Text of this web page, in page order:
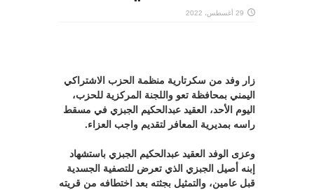
29 أغسطس، 2022
زار وفد من سكرتارية منظمة الحزب الاشتراكي
اليمني بمحافظة تعو واللجنة المركزية للحزب،
اليوم الأحد، العقيد عبدالحكيم الجبزي في مسقط
راسه بمديرية المعافر لتقديم واجب العزاء.
وعزى الوفد العقيد عبدالحكيم الجبزي باستشهاد
إبنه أصيل الجبزي الذي تعرض للتصفية الجسدية
قبل عامين، والتمثيل بجثته بعد اختطافه من قريته